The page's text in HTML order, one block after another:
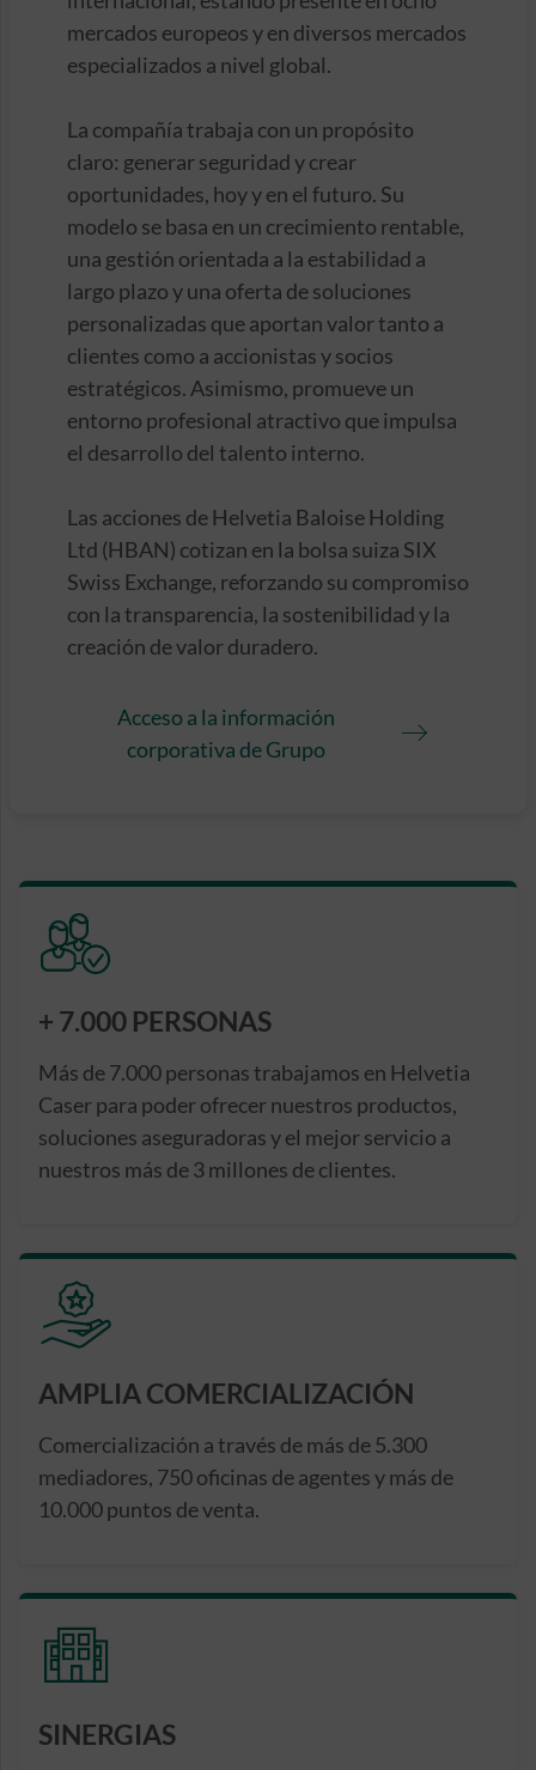
mercados europeos y en diversos mercados
especializados a nivel global.
La compañía trabaja con un propósito
claro: generar seguridad y crear
oportunidades, hoy y en el futuro. Su
modelo se basa en un crecimiento rentable,
una gestión orientada a la estabilidad a
largo plazo y una oferta de soluciones
personalizadas que aportan valor tanto a
clientes como a accionistas y socios
estratégicos. Asimismo, promueve un
entorno profesional atractivo que impulsa
el desarrollo del talento interno.
Las acciones de Helvetia Baloise Holding
Ltd (HBAN) cotizan en la bolsa suiza SIX
Swiss Exchange, reforzando su compromiso
con la transparencia, la sostenibilidad y la
creación de valor duradero.
Acceso a la información
corporativa de Grupo
+ 7.000 PERSONAS
Más de 7.000 personas trabajamos en Helvetia
Caser para poder ofrecer nuestros productos,
soluciones aseguradoras y el mejor servicio a
nuestros más de 3 millones de clientes.
AMPLIA COMERCIALIZACIÓN
Comercialización a través de más de 5.300
mediadores, 750 oficinas de agentes y más de
10.000 puntos de venta.
SINERGIAS